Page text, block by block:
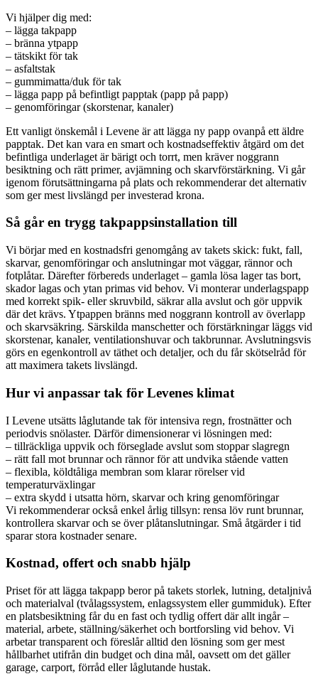
Vi hjälper dig med:
– lägga takpapp
– bränna ytpapp
– tätskikt för tak
– asfaltstak
– gummimatta/duk för tak
– lägga papp på befintligt papptak (papp på papp)
– genomföringar (skorstenar, kanaler)
Ett vanligt önskemål i Levene är att lägga ny papp ovanpå ett äldre
papptak. Det kan vara en smart och kostnadseffektiv åtgärd om det
befintliga underlaget är bärigt och torrt, men kräver noggrann
besiktning och rätt primer, avjämning och skarvförstärkning. Vi går
igenom förutsättningarna på plats och rekommenderar det alternativ
som ger mest livslängd per investerad krona.
Så går en trygg takpappsinstallation till
Vi börjar med en kostnadsfri genomgång av takets skick: fukt, fall,
skarvar, genomföringar och anslutningar mot väggar, rännor och
fotplåtar. Därefter förbereds underlaget – gamla lösa lager tas bort,
skador lagas och ytan primas vid behov. Vi monterar underlagspapp
med korrekt spik- eller skruvbild, säkrar alla avslut och gör uppvik
där det krävs. Ytpappen bränns med noggrann kontroll av överlapp
och skarvsäkring. Särskilda manschetter och förstärkningar läggs vid
skorstenar, kanaler, ventilationshuvar och takbrunnar. Avslutningsvis
görs en egenkontroll av täthet och detaljer, och du får skötselråd för
att maximera takets livslängd.
Hur vi anpassar tak för Levenes klimat
I Levene utsätts låglutande tak för intensiva regn, frostnätter och
periodvis snölaster. Därför dimensionerar vi lösningen med:
– tillräckliga uppvik och förseglade avslut som stoppar slagregn
– rätt fall mot brunnar och rännor för att undvika stående vatten
– flexibla, köldtåliga membran som klarar rörelser vid
temperaturväxlingar
– extra skydd i utsatta hörn, skarvar och kring genomföringar
Vi rekommenderar också enkel årlig tillsyn: rensa löv runt brunnar,
kontrollera skarvar och se över plåtanslutningar. Små åtgärder i tid
sparar stora kostnader senare.
Kostnad, offert och snabb hjälp
Priset för att lägga takpapp beror på takets storlek, lutning, detaljnivå
och materialval (tvålagssystem, enlagssystem eller gummiduk). Efter
en platsbesiktning får du en fast och tydlig offert där allt ingår –
material, arbete, ställning/säkerhet och bortforsling vid behov. Vi
arbetar transparent och föreslår alltid den lösning som ger mest
hållbarhet utifrån din budget och dina mål, oavsett om det gäller
garage, carport, förråd eller låglutande hustak.